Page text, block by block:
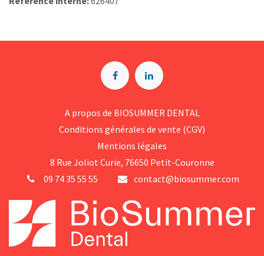
A p​ropos de BIOSUMMER DENTAL
Conditions générales d​e vente (CGV)
Mentions légales
8 Rue Jol​iot Curie, 76650 Petit-Couronne
09 74 35 55 55
contact@biosummer.com